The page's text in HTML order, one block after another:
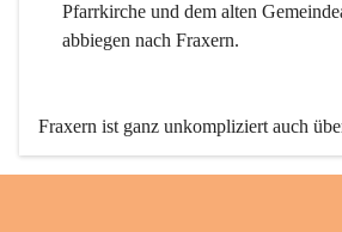
Pfarrkirche und dem alten
abbiegen nach Fraxern.
Fraxern ist ganz unkompliziert auch
den öffentlichen Verkehrsmitteln zu